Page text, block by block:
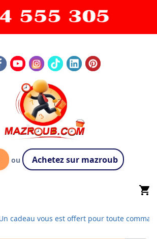
ou Achetez sur mazroub
shopping_cart
Un cadeau vous est offert pour toute